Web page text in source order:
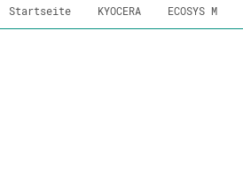
Startseite KYOCERA ECOSYS M